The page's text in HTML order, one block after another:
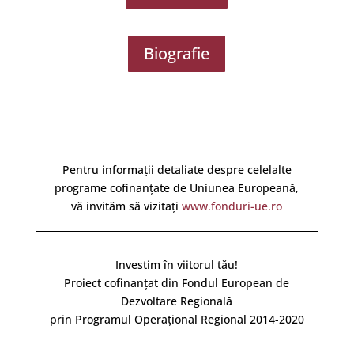
Biografie
Pentru informații detaliate despre celelalte
programe cofinanțate de Uniunea Europeană,
vă invităm să vizitațiwww.fonduri-ue.ro
Investim în viitorul tău!
Proiect cofinanțat din Fondul European de
Dezvoltare Regională
prin Programul Operațional Regional 2014-2020